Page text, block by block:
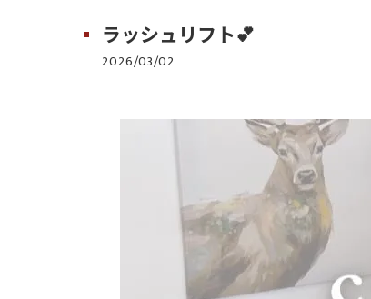
ラッシュリフト💕
2026/03/02